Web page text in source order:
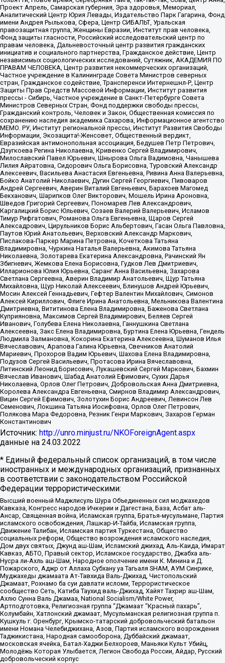
Проект Апрель, Самарская губерния, Эра здоровья, Мемориал,
Аналитический Центр Юрия Левады, Издательство Парк Гагарина, Фонд
имени Андрея Рылькова, Сфера, Центр СИБАЛЬТ, Уральская
правозащитная группа, Женщины Евразии, Институт прав человека,
Фонд защиты гласности, Российский исследовательский центр по
правам человека, Дальневосточный центр развития гражданских
инициатив и социального партнерства, Гражданское действие, Центр
независимых социологических исследований, Сутяжник, АКАДЕМИЯ ПО
ПРАВАМ ЧЕЛОВЕКА, Центр развития некоммерческих организаций,
Частное учреждение в Калининграде Совета Министров северных
стран, Гражданское содействие, Трансперенси Интернешнл-Р, Центр
Защиты Прав Средств Массовой Информации, Институт развития
прессы - Сибирь, Частное учреждение в Санкт-Петербурге Совета
Министров Северных Стран, Фонд поддержки свободы прессы,
Гражданский контроль, Человек и Закон, Общественная комиссия по
сохранению наследия академика Сахарова, Информационное агентство
МЕМО. РУ, Институт региональной прессы, Институт Развития Свободы
Информации, Экозащита!-Женсовет, Общественный вердикт,
Евразийская антимонопольная ассоциация, Бедушев Петр Петрович,
Дзугкоева Регина Николаевна, Кривенко Сергей Владимирович,
Милославский Павел Юрьевич, Шнырова Ольга Вадимовна, Чанышева
Лилия Айратовна, Сидорович Ольга Борисовна, Туровский Александр
Алексеевич, Васильева Анастасия Евгеньевна, Ривина Анна Валерьевна,
Бойко Анатолий Николаевич, Дугин Сергей Георгиевич, Пивоваров
Андрей Сергеевич, Аверин Виталий Евгеньевич, Барахоев Магомед
Бекханович, Шарипков Олег Викторович, Мошель Ирина Ароновна,
Шведов Григорий Сергеевич, Пономарев Лев Александрович,
Каргалицкий Борис Юльевич, Созаев Валерий Валерьевич, Исламов
Тимур Рифгатович, Романова Ольга Евгеньевна, Щаров Сергей
Алексадрович, Цирульников Борис Альбертович, Гасан Ольга Павловна,
Паутов Юрий Анатольевич, Верховский Александр Маркович,
Пислакова-Паркер Марина Петровна, Кочеткова Татьяна
Владимировна, Чуркина Наталья Валерьевна, Акимова Татьяна
Николаевна, Золотарева Екатерина Александровна, Рачинский Ян
Збигневич, Жемкова Елена Борисовна, Гудков Лев Дмитриевич,
Илларионова Юлия Юрьевна, Саранг Анна Васильевна, Захарова
Светлана Сергеевна, Аверин Владимир Анатольевич, Щур Татьяна
Михайловна, Щур Николай Алексеевич, Блинушов Андрей Юрьевич,
Мосин Алексей Геннадьевич, Гефтер Валентин Михайлович, Симонов
Алексей Кириллович, Флиге Ирина Анатольевна, Мельникова Валентина
Дмитриевна, Вититинова Елена Владимировна, Баженова Светлана
Куприяновна, Максимов Сергей Владимирович, Беляев Сергей
Иванович, Голубева Елена Николаевна, Ганнушкина Светлана
Алексеевна, Закс Елена Владимировна, Буртина Елена Юрьевна, Гендель
Людмила Залмановна, Кокорина Екатерина Алексеевна, Шуманов Илья
Вячеславович, Арапова Галина Юрьевна, Свечников Анатолий
Мариевич, Прохоров Вадим Юрьевич, Шахова Елена Владимировна,
Подузов Сергей Васильевич, Протасова Ирина Вячеславовна,
Литинский Леонид Борисович, Лукашевский Сергей Маркович, Бахмин
Вячеслав Иванович, Шабад Анатолий Ефимович, Сухих Дарья
Николаевна, Орлов Олег Петрович, Добровольская Анна Дмитриевна,
Королева Александра Евгеньевна, Смирнов Владимир Александрович,
Вицин Сергей Ефимович, Золотухин Борис Андреевич, Левинсон Лев
Семенович, Локшина Татьяна Иосифовна, Орлов Олег Петрович,
Полякова Мара Федоровна, Резник Генри Маркович, Захаров Герман
Константинович
Источник: http://unro.minjust.ru/NKOForeignAgent.aspx
данные на 24.03.2022
* Единый федеральный список организаций, в том числе
иностранных и международных организаций, признанных
в соответствии с законодательством Российской
Федерации террористическими:
Высший военный Маджлисуль Шура Объединенных сил моджахедов
Кавказа, Конгресс народов Ичкерии и Дагестана, База, Асбат аль-
Ансар, Священная война, Исламская группа, Братья-мусульмане, Партия
исламского освобождения, Лашкар-И-Тайба, Исламская группа,
Движение Талибан, Исламская партия Туркестана, Общество
социальных реформ, Общество возрождения исламского наследия,
Дом двух святых, Джунд аш-Шам, Исламский джихад, Аль-Каида, Имарат
Кавказ, АБТО, Правый сектор, Исламское государство, Джабха аль-
Нусра ли-Ахль аш-Шам, Народное ополчение имени К. Минина и Д.
Пожарского, Аджр от Аллаха Субхану уа Тагьаля SHAM, АУМ Синрике,
Муджахеды джамаата Ат-Тавхида Валь-Джихад, Чистопольский
Джамаат, Рохнамо ба суи давлати исломи, Террористическое
сообщество Сеть, Катиба Таухид валь-Джихад, Хайят Тахрир аш-Шам,
Ахлю Сунна Валь Джамаа, National Socialism/White Power,
Артподготовка, Религиозная группа “Джамаат “Красный пахарь”,
Колумбайн, Хатлонский джамаат, Мусульманская религиозная группа п.
Кушкуль г. Оренбург, Крымско-татарский добровольческий батальон
имени Номана Челебиджихана, Азов, Партия исламского возрождения
Таджикистана, Народная самооборона, Дуббайский джамаат,
московская ячейка, Батал-Хаджи Белхороев, Маньяки Культ Убийц,
Молодёжь Которая Улыбается, Легион Свобода России, Айдар, Русский
добровольческий корпус